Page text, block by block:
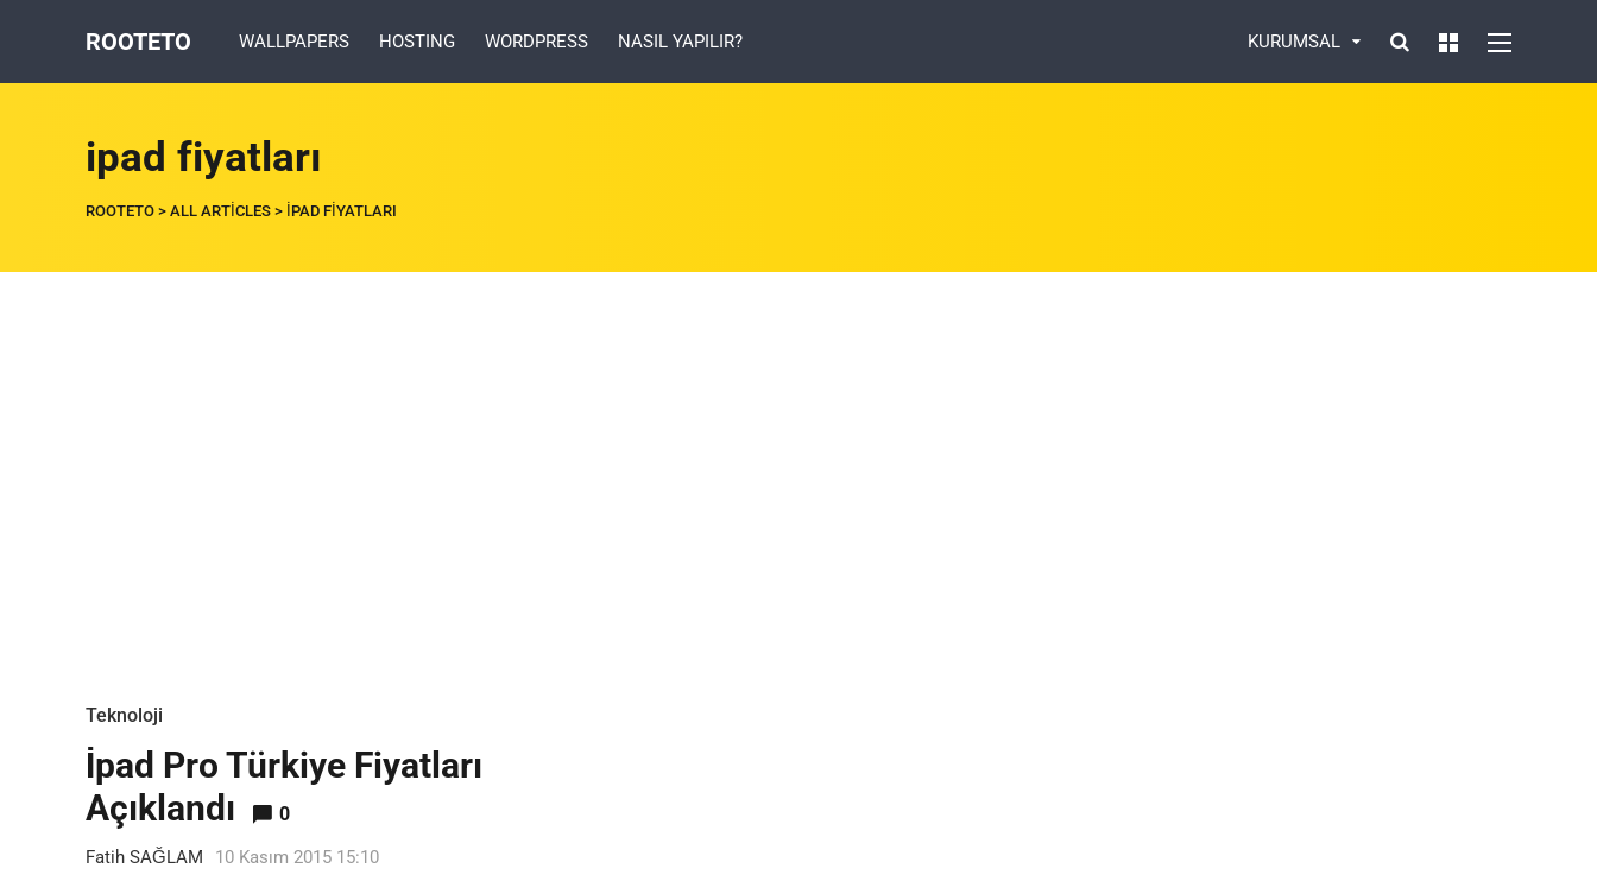
ROOTETO WALLPAPERS HOSTING WORDPRESS NASIL YAPILIR? KURUMSAL
ipad fiyatları
ROOTETO > ALL ARTICLES > IPAD FIYATLARI
Teknoloji
İpad Pro Türkiye Fiyatları
Açıklandı
0
Fatih SAĞLAM 10 Kasım 2015 15:10